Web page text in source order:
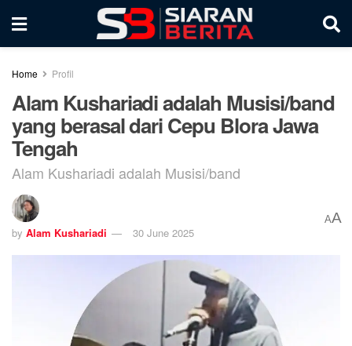
Home Profil
Alam Kushariadi adalah Musisi/band
yang berasal dari Cepu Blora Jawa
Tengah
Alam Kushariadi adalah Musisi/band
by Alam Kushariadi 30 June 2025
AA